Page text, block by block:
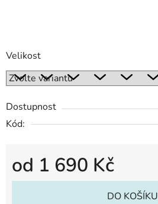
Velikost
Dostupnost
Kód:
od 1 690 Kč
Měrná cena:
DO KOŠÍKU